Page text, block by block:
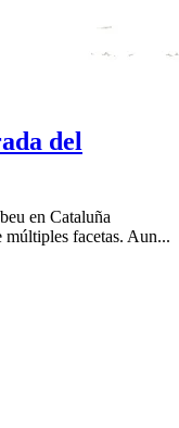
del
en Cataluña
múltiples facetas. Aun...